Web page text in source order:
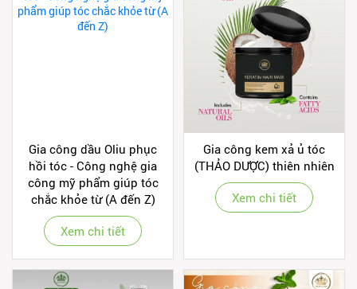
Gia công dầu Oliu phục
hồi tóc - Công nghệ gia
công mỹ phẩm giúp tóc
chắc khỏe từ (A đến Z)
Xem chi tiết
Gia công kem xả ủ tóc
(THẢO DƯỢC) thiên nhiên
Xem chi tiết